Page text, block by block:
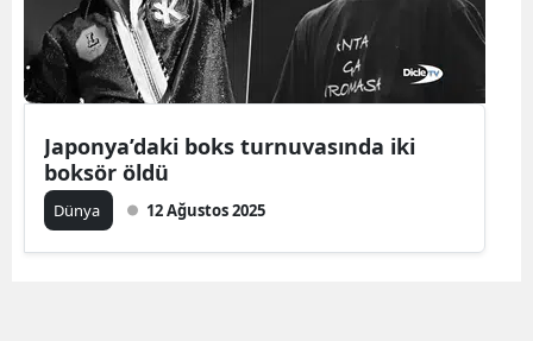
Japonya’daki boks turnuvasında iki
boksör öldü
Dünya 12 Ağustos 2025